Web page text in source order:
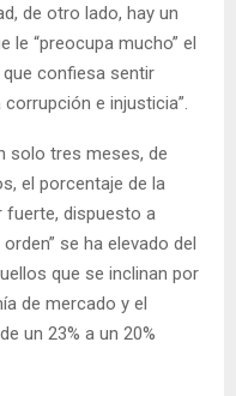
de otro lado, hay un
le “preocupa mucho” el
que confiesa sentir
e injusticia”.
solo tres meses, de
el porcentaje de la
fuerte, dispuesto a
se ha elevado del
que se inclinan por
de mercado y el
un 23% a un 20%